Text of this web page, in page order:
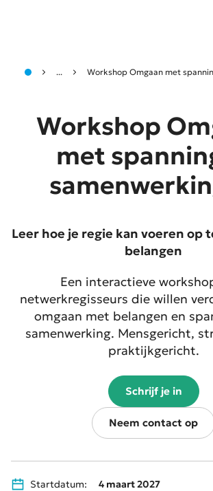
... Workshop Omgaan met
Workshop
met
Leer hoe je regie kan voeren op
belangen
Een interactieve
netwerkregisseurs die willen
omgaan met belangen en
samenwerking. Mensgericht,
praktijkgericht.
Schrijf je in
Neem contact op
Startdatum:
4 maart 2027